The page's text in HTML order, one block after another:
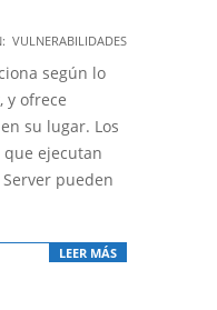
VULNERABILIDADES
según lo
y ofrece
su lugar. Los
ejecutan
pueden
LEER MÁS